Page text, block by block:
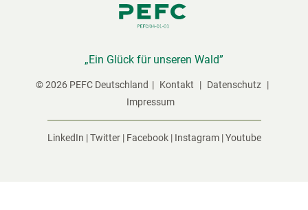
„Ein Glück für unseren Wald”
© 2026 PEFC Deutschland Kontakt
Datenschutz
Impressum
LinkedIn |Twitter| Facebook| Instagram|Youtube